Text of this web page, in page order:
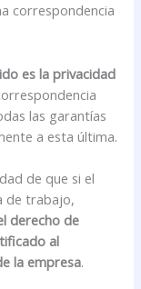
correspondencia
es la privacidad
las garantías
a esta última.
de que si el
de trabajo,
derecho de
al
la empresa.